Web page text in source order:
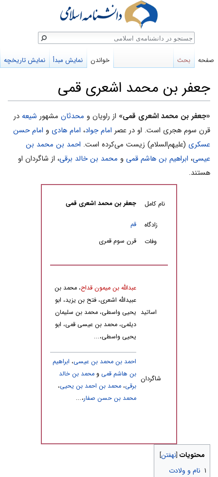
جعفر بن محمد اشعری قمی
پرش
به
ناوبری
پرش
به
جستجو
«جعفر بن محمد اشعری قمی» از راویان و محدثان مشهور شیعه در
قرن سوم هجری است. او در عصر امام جواد، امام هادی و امام حسن
عسکری (علیهم‌السلام) زیست می‌کرده است. احمد بن محمد بن
عیسى، ابراهیم بن هاشم قمى و محمد بن خالد برقى، از شاگردان او
هستند.
نام کامل جعفر بن محمد اشعری قمی
زادگاه
قم
وفات
قرن سوم قمری
اساتید
عبدالله بن میمون قداح، محمد بن
عبیدالله اشعرى، فتح بن یزید، ابو
یحیى واسطى، محمد بن سلیمان
دیلمى، محمد بن عیسى قمى، ابو
یحیى واسطى،...
شاگردان
احمد بن محمد بن عیسى، ابراهیم
بن هاشم قمى و محمد بن خالد
برقى، محمد بن احمد بن یحیى،
محمد بن حسن صفار،...
محتویات
۱ نام و ولادت
صفحه بحث خواندن نمایش مبدأ نمایش تاریخچه
جستجو